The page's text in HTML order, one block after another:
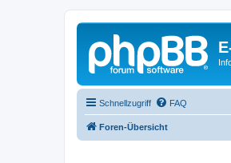
Schnellzugriff FAQ
Foren-Übersicht